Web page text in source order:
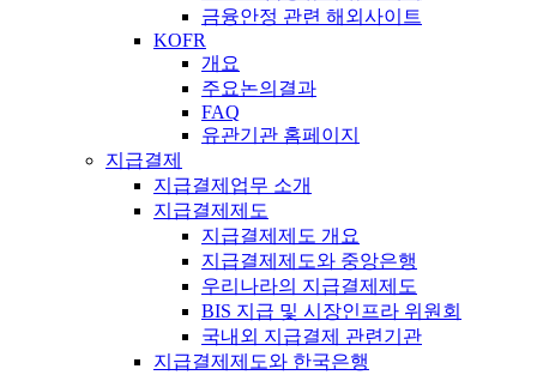
금융안정 관련 해외사이트
KOFR
개요
주요논의결과
FAQ
유관기관 홈페이지
지급결제
지급결제업무 소개
지급결제제도
지급결제제도 개요
지급결제제도와 중앙은행
우리나라의 지급결제제도
BIS 지급 및 시장인프라 위원회
국내외 지급결제 관련기관
지급결제제도와 한국은행